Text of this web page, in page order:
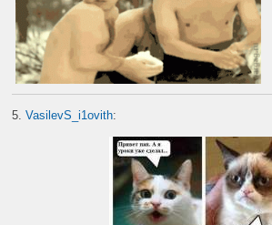
5.VasilevS_i1ovith: